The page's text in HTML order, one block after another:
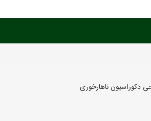
دکوراسیون ناهارخوری